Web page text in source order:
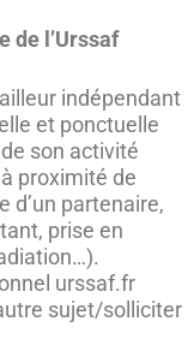
de l’Urssaf
indépendant
et ponctuelle
son activité
proximité de
d’un partenaire,
prise en
urssaf.fr
sujet/solliciter